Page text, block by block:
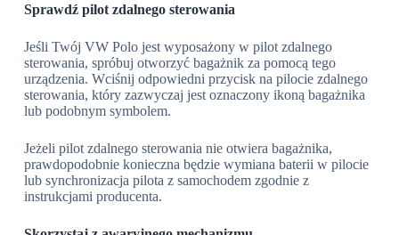
Sprawdź pilot zdalnego sterowania
Jeśli Twój VW Polo jest wyposażony w pilot zdalnego
sterowania, spróbuj otworzyć bagażnik za pomocą tego
urządzenia. Wciśnij odpowiedni przycisk na pilocie zdalnego
sterowania, który zazwyczaj jest oznaczony ikoną bagażnika
lub podobnym symbolem.
Jeżeli pilot zdalnego sterowania nie otwiera bagażnika,
prawdopodobnie konieczna będzie wymiana baterii w pilocie
lub synchronizacja pilota z samochodem zgodnie z
instrukcjami producenta.